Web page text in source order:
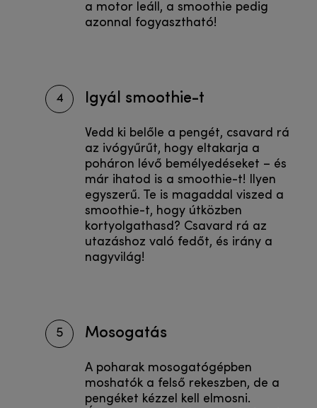
a motor leáll, a smoothie pedig
azonnal fogyasztható!
4 Igyál smoothie-t
Vedd ki belőle a pengét, csavard rá
az ivógyűrűt, hogy eltakarja a
poháron lévő bemélyedéseket – és
már ihatod is a smoothie-t! Ilyen
egyszerű. Te is magaddal viszed a
smoothie-t, hogy útközben
kortyolgathasd? Csavard rá az
utazáshoz való fedőt, és irány a
nagyvilág!
5 Mosogatás
A poharak mosogatógépben
moshatók a felső rekeszben, de a
pengéket kézzel kell elmosni.